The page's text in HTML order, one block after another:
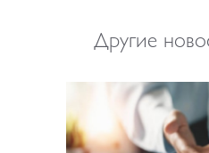
Другие